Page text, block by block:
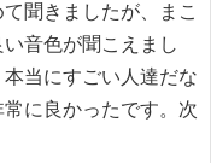
聞きましたが、まこ
音色が聞こえまし
当にすごい人達だな
に良かったです。次